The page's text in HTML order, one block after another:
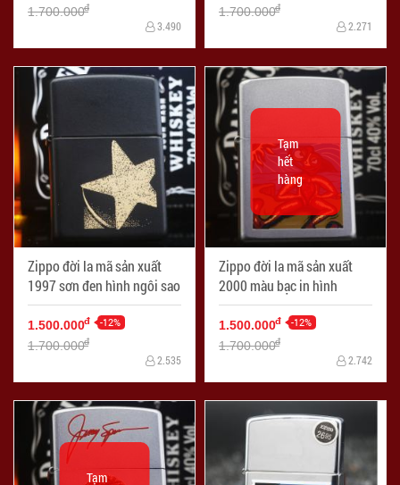
1.700.000đ
3.490
1.700.000đ
2.271
Zippo đời la mã sản xuất
1997 sơn đen hình ngôi sao
1.500.000đ -12%
1.700.000đ
2.535
Zippo đời la mã sản xuất
2000 màu bạc in hình
Tạm
hết
hàng
1.500.000đ -12%
1.700.000đ
2.742
Tạm